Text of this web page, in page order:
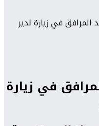
المرافق في زيارة لدير
في زيارة